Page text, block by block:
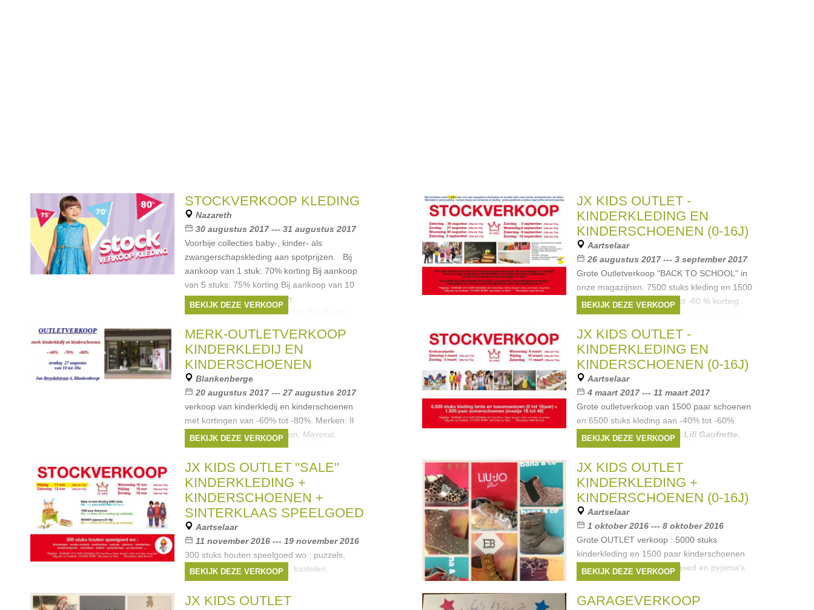
STOCKVERKOOP KLEDING
Nazareth
30 augustus 2017 --- 31 augustus 2017
Voorbije collecties baby-, kinder- als
zwangerschapskleding aan spotprijzen. Bij
aankoop van 1 stuk: 70% korting Bij aankoop
van 5 stuks: 75% korting Bij aankoop van 10
stuks: 80% korting ( Betalen
Merken:Ralph Lauren,
BEKIJK DEZE VERKOOP
JX KIDS OUTLET -
KINDERKLEDING EN
KINDERSCHOENEN (0-16J)
Aartselaar
26 augustus 2017 --- 3 september 2017
Grote Outletverkoop "BACK TO SCHOOL" in
onze magazijnen. 7500 stuks kleding en 1500
paar schoenen aan -40% tot -60 % korting.
Merken:Lili Gaufrette,
Liu Jo,Moschino , ...
BEKIJK DEZE VERKOOP
MERK-OUTLETVERKOOP
KINDERKLEDIJ EN
KINDERSCHOENEN
Blankenberge
20 augustus 2017 --- 27 augustus 2017
verkoop van kinderkledij en kinderschoenen
met kortingen van -60% tot -80%. Merken: Il
Gufo, Lili Gaufrette, Fun&Fun, Mayoral,
Stones&Bones, Bana&Co, Bisgaard,
Andanines, Stabifoot, Chéputin,...
Merken:Lili Gaufrette ,Il Gufo
Bones, Stabifoot,Bana , ...
BEKIJK DEZE VERKOOP
JX KIDS OUTLET -
KINDERKLEDING EN
KINDERSCHOENEN (0-16J)
Aartselaar
4 maart 2017 --- 11 maart 2017
Grote outletverkoop van 1500 paar schoenen
en 6500 stuks kleding aan -40% tot -60%.
Merken:Ralph Lauren , Lili Gaufrette,
Armani,Simonetta,Bellerose
BEKIJK DEZE VERKOOP
JX KIDS OUTLET "SALE"
KINDERKLEDING +
KINDERSCHOENEN +
SINTERKLAAS SPEELGOED
Aartselaar
11 november 2016 --- 19 november 2016
300 stuks houten speelgoed wo : puzzels,
schoolbussen, werkbanken, kastelen,
boerderijen, werkgereedschap,
muziekinstrumenten etc... voor SINTERKLAAS
BEKIJK DEZE VERKOOP
JX KIDS OUTLET
KINDERKLEDING +
KINDERSCHOENEN (0-16J)
Aartselaar
1 oktober 2016 --- 8 oktober 2016
Grote OUTLET verkoop : 5000 stuks
kinderkleding en 1500 paar kinderschoenen
Ook lot kado houten speelgoed en pyjama's
Woody (winter 0-16j)
Merken:Lili Gaufrette, Simonetta
BEKIJK DEZE VERKOOP
JX KIDS OUTLET
GARAGEVERKOOP